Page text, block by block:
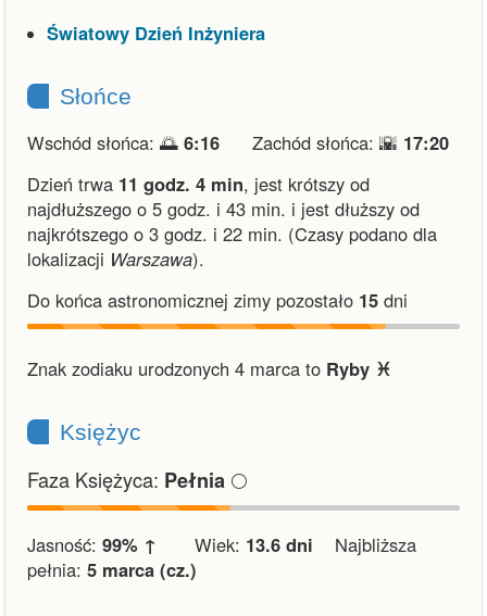
Światowy Dzień Inżyniera
Słońce
Wschód słońca: 🌅 6:16 Zachód słońca: 🌇 17:20
Dzień trwa 11 godz. 4 min, jest krótszy od
najdłuższego o 5 godz. i 43 min. i jest dłuższy od
najkrótszego o 3 godz. i 22 min. (Czasy podano dla
lokalizacji Warszawa).
Do końca astronomicznej zimy pozostało 15 dni
Znak zodiaku urodzonych 4 marca to Ryby ♓︎
Księżyc
Faza Księżyca: Pełnia 🌕
Jasność: 99% ↑ Wiek: 13.6 dni Najbliższa
pełnia: 5 marca (cz.)